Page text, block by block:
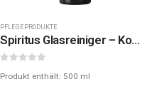
PFLEGEPRODUKTE
Spiritus Glasreiniger – Konzentrat von Nano Ceramic Protect
Produkt enthält: 500 ml